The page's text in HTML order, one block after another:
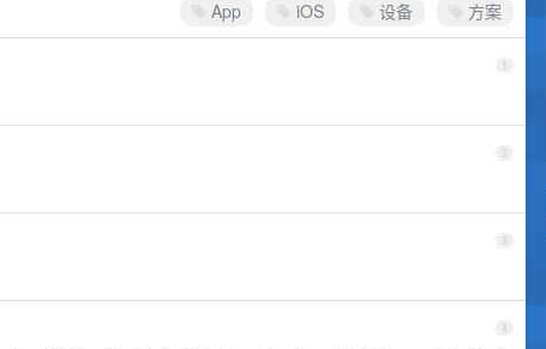
App iOS 设备 方案
1
2
3
4